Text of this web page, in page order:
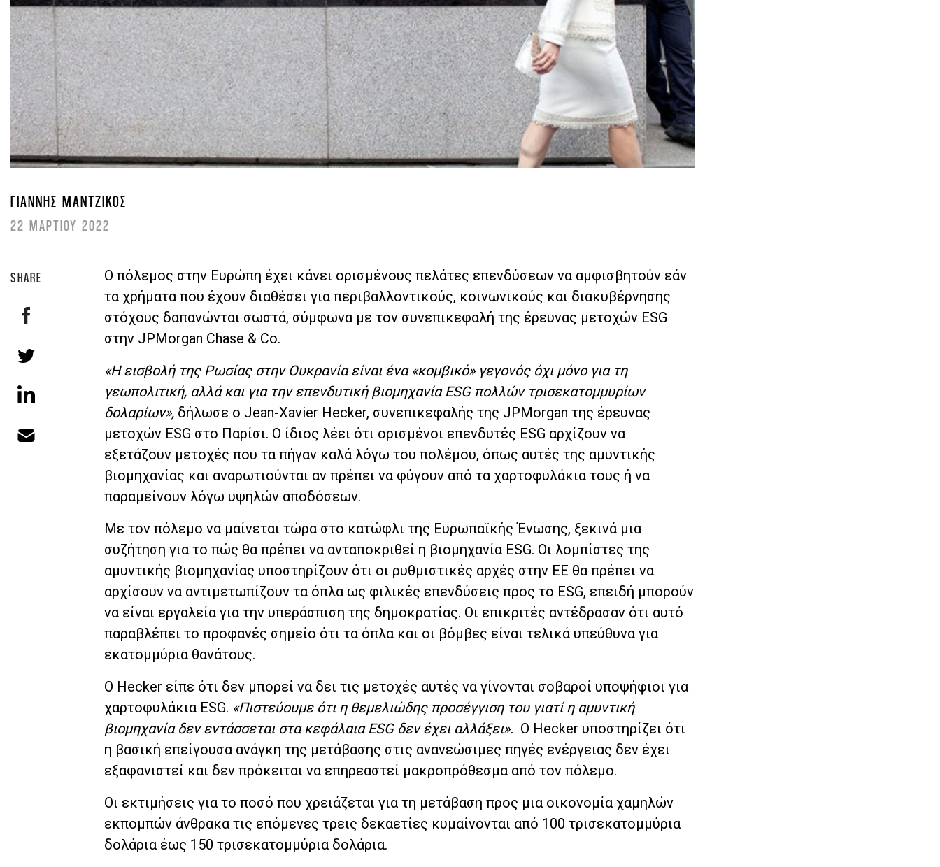
ΓΙΆΝΝΗΣ ΜΑΝΤΖΊΚΟΣ
22 ΜΑΡΤΙΟΥ 2022
SHARE
O πόλεμος στην Ευρώπη έχει κάνει ορισμένους πελάτες επενδύσεων να αμφισβητούν εάν
τα χρήματα που έχουν διαθέσει για περιβαλλοντικούς, κοινωνικούς και διακυβέρνησης
στόχους δαπανώνται σωστά, σύμφωνα με τον συνεπικεφαλή της έρευνας μετοχών ESG
στην JPMorgan Chase & Co.
«Η εισβολή της Ρωσίας στην Ουκρανία είναι ένα «κομβικό» γεγονός όχι μόνο για τη
γεωπολιτική, αλλά και για την επενδυτική βιομηχανία ESG πολλών τρισεκατομμυρίων
δολαρίων», δήλωσε ο Jean-Xavier Hecker, συνεπικεφαλής της JPMorgan της έρευνας
μετοχών ESG στο Παρίσι. Ο ίδιος λέει ότι ορισμένοι επενδυτές ESG αρχίζουν να
εξετάζουν μετοχές που τα πήγαν καλά λόγω του πολέμου, όπως αυτές της αμυντικής
βιομηχανίας και αναρωτιούνται αν πρέπει να φύγουν από τα χαρτοφυλάκια τους ή να
παραμείνουν λόγω υψηλών αποδόσεων.
Με τον πόλεμο να μαίνεται τώρα στο κατώφλι της Ευρωπαϊκής Ένωσης, ξεκινά μια
συζήτηση για το πώς θα πρέπει να ανταποκριθεί η βιομηχανία ESG. Οι λομπίστες της
αμυντικής βιομηχανίας υποστηρίζουν ότι οι ρυθμιστικές αρχές στην ΕΕ θα πρέπει να
αρχίσουν να αντιμετωπίζουν τα όπλα ως φιλικές επενδύσεις προς το ESG, επειδή μπορούν
να είναι εργαλεία για την υπεράσπιση της δημοκρατίας. Οι επικριτές αντέδρασαν ότι αυτό
παραβλέπει το προφανές σημείο ότι τα όπλα και οι βόμβες είναι τελικά υπεύθυνα για
εκατομμύρια θανάτους.
Ο Hecker είπε ότι δεν μπορεί να δει τις μετοχές αυτές να γίνονται σοβαροί υποψήφιοι για
χαρτοφυλάκια ESG. «Πιστεύουμε ότι η θεμελιώδης προσέγγιση του γιατί η αμυντική
βιομηχανία δεν εντάσσεται στα κεφάλαια ESG δεν έχει αλλάξει». Ο Hecker υποστηρίζει ότι
η βασική επείγουσα ανάγκη της μετάβασης στις ανανεώσιμες πηγές ενέργειας δεν έχει
εξαφανιστεί και δεν πρόκειται να επηρεαστεί μακροπρόθεσμα από τον πόλεμο.
Οι εκτιμήσεις για το ποσό που χρειάζεται για τη μετάβαση προς μια οικονομία χαμηλών
εκπομπών άνθρακα τις επόμενες τρεις δεκαετίες κυμαίνονται από 100 τρισεκατομμύρια
δολάρια έως 150 τρισεκατομμύρια δολάρια.